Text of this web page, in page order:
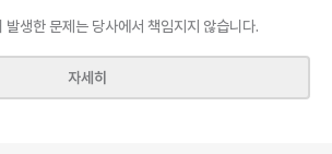
생한 문제는 당사에서 책임지지 않습니다.
자세히